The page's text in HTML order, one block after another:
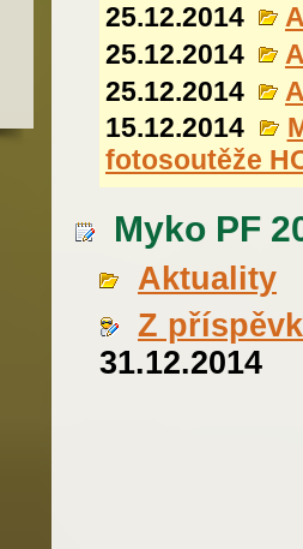
25.12.2014
25.12.2014
25.12.2014
15.12.2014
fotosoutěže
Myko PF
Aktuality
Z
31.12.2014